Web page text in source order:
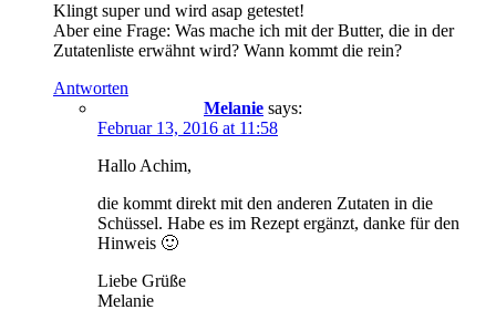
Klingt super und wird asap getestet!
Aber eine Frage: Was mache ich mit der Butter, die in der
Zutatenliste erwähnt wird? Wann kommt die rein?
Antworten
Melanie says:
Februar 13, 2016 at 11:58
Hallo Achim,
die kommt direkt mit den anderen Zutaten in die
Schüssel. Habe es im Rezept ergänzt, danke für den
Hinweis 🙂
Liebe Grüße
Melanie